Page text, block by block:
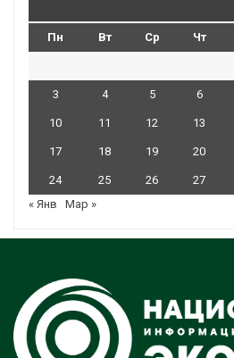
Пн Вт Ср Чт
3 4 5 6
10 11 12 13
17 18 19 20
24 25 26 27
« Янв
Мар »